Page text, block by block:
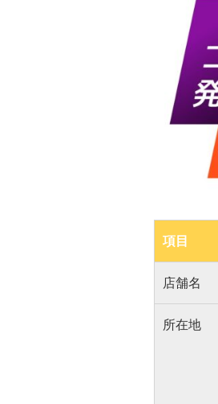
項目
店舗名
所在地